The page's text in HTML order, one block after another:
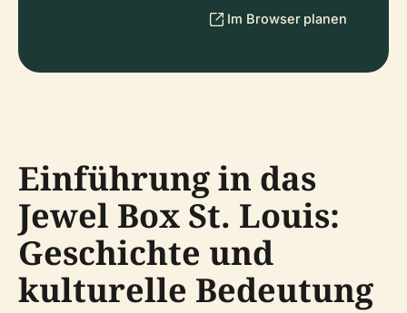
Im Browser planen
Einführung in das
Jewel Box St. Louis:
Geschichte und
kulturelle Bedeutung